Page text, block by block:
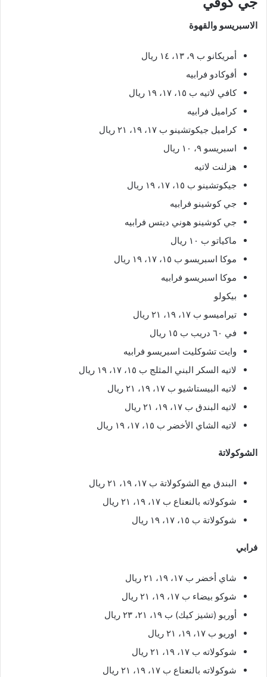
الاسبريسو والقهوة
أمريكانو ب ٩، ١٣، ١٤ ريال
أفوكادو فرابيه
كافي لاتيه ب ١٥، ١٧، ١٩ ريال
كراميل فرابيه
كراميل جيكوتشينو ب ١٧، ١٩، ٢١ ريال
اسبريسو ٩، ١٠ ريال
هزلنت لاتيه
جيكوتشينو ب ١٥، ١٧، ١٩ ريال
جي كوشينو فرابيه
جي كوشينو هوني ديتس فرابيه
ماكياتو ب ١٠ ريال
موكا اسبريسو ب ١٥، ١٧، ١٩ ريال
موكا اسبريسو فرابيه
بيكولو
تيراميسو ب ١٧، ١٩، ٢١ ريال
في ٦٠ دريب ب ١٥ ريال
وايت تشوكليت اسبريسو فرابيه
لاتيه السكر البني المثلج ب ١٥، ١٧، ١٩ ريال
لاتيه البيستاشيو ب ١٧، ١٩، ٢١ ريال
لاتيه البندق ب ١٧، ١٩، ٢١ ريال
لاتيه الشاي الأخضر ب ١٥، ١٧، ١٩ ريال
الشوكولاتة
البندق مع الشوكولاتة ب ١٧، ١٩، ٢١ ريال
شوكولاته بالنعناع ب ١٧، ١٩، ٢١ ريال
شوكولاتة ب ١٥، ١٧، ١٩ ريال
فرابي
شاي أخضر ب ١٧، ١٩، ٢١ ريال
شوكو بيضاء ب ١٧، ١٩، ٢١ ريال
أوريو (تشيز كيك) ب ١٩، ٢١، ٢٣ ريال
اوريو ب ١٧، ١٩، ٢١ ريال
شوكولاته ب ١٧، ١٩، ٢١ ريال
شوكولاته بالنعناع ب ١٧، ١٩، ٢١ ريال